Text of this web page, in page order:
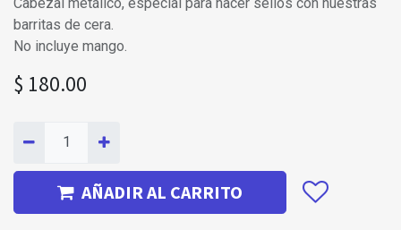
barritas de cera.
No incluye mango.
$ 180.00
AÑADIR AL CARRITO